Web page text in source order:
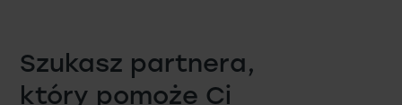
Szukasz partnera,
który pomoże Ci